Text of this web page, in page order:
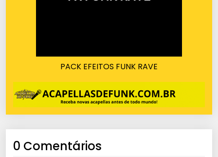
PACK EFEITOS FUNK RAVE
0 Comentários